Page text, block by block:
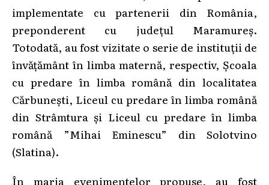
implementate cu partenerii din România,
preponderent cu județul Maramureș.
Totodată, au fost vizitate o serie de instituții de
învățământ în limba maternă, respectiv, Școala
cu predare în limba română din localitatea
Cărbunești, Liceul cu predare în limba română
din Strâmtura și Liceul cu predare în limba
română ”Mihai Eminescu” din Solotvino
(Slatina).
În marja evenimentelor propuse, au fost